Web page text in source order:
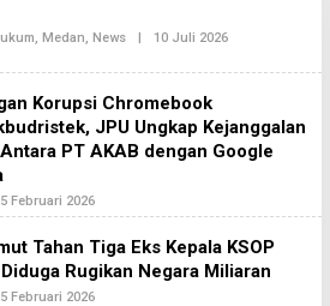
, Medan, News | 10 Juli 2026Oleh
Korupsi Chromebook
JPU Ungkap Kejanggalan
PT AKAB dengan Google
Februari 2026Oleh
Redaksi2
Tahan Tiga Eks Kepala KSOP
Rugikan Negara Miliaran
Februari 2026Oleh